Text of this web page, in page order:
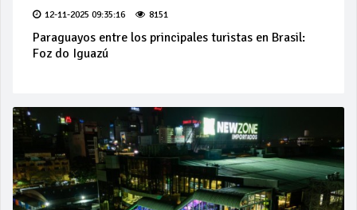
12-11-2025 09:35:16 8151
Paraguayos entre los principales turistas en Brasil:
Foz do Iguazú